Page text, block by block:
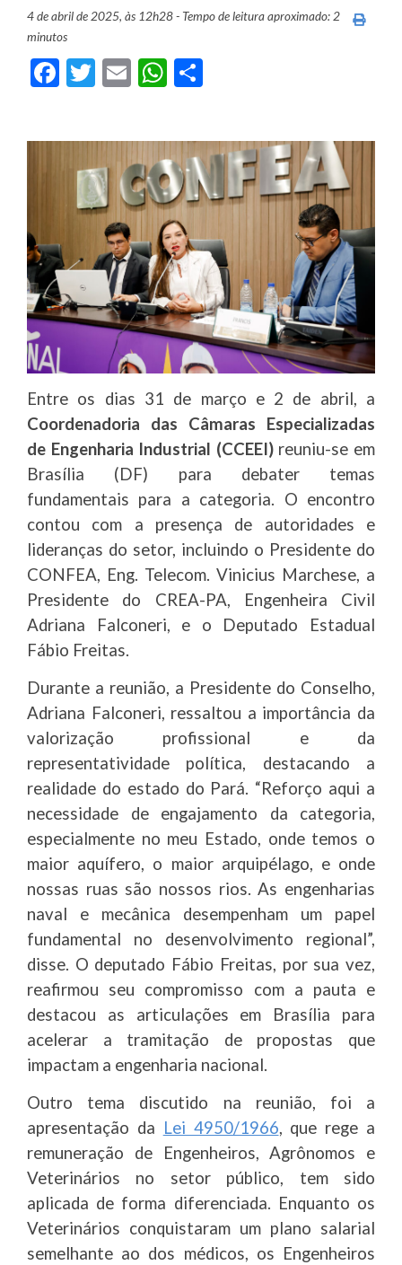
4 de abril de 2025, às 12h28 - Tempo de leitura aproximado: 2
minutos
Facebook
Twitter
EmailWhatsApp
Entre os dias 31 de março e 2 de abril, a
Coordenadoria das Câmaras Especializadas
de Engenharia Industrial (CCEEI)reuniu-se em
Brasília (DF) para debater temas
fundamentais para a categoria. O encontro
contou com a presença de autoridades e
lideranças do setor, incluindo o Presidente do
CONFEA, Eng. Telecom. Vinicius Marchese, a
Presidente do CREA-PA, Engenheira Civil
Adriana Falconeri, e o Deputado Estadual
Fábio Freitas.
Durante a reunião, a Presidente do Conselho,
Adriana Falconeri, ressaltou a importância da
valorização profissional e da
representatividade política, destacando a
realidade do estado do Pará. “Reforço aqui a
necessidade de engajamento da categoria,
especialmente no meu Estado, onde temos o
maior aquífero, o maior arquipélago, e onde
nossas ruas são nossos rios. As engenharias
naval e mecânica desempenham um papel
fundamental no desenvolvimento regional”,
disse. O deputado Fábio Freitas, por sua vez,
reafirmou seu compromisso com a pauta e
destacou as articulações em Brasília para
acelerar a tramitação de propostas que
impactam a engenharia nacional.
Outro tema discutido na reunião, foi a
apresentação da Lei 4950/1966, que rege a
remuneração de Engenheiros, Agrônomos e
Veterinários no setor público, tem sido
aplicada de forma diferenciada. Enquanto os
Veterinários conquistaram um plano salarial
semelhante ao dos médicos, os Engenheiros